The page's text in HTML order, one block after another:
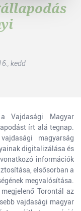
kedd
Vajdasági Magyar
írt alá tegnap.
magyarság
digitalizálása és
információk
elsősorban a
megvalósítása.
Torontál az
vajdasági magyar